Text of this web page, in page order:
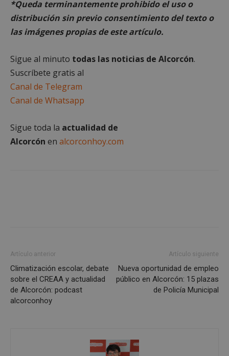
*Queda terminantemente prohibido el uso o
distribución sin previo consentimiento del texto o
las imágenes propias de este artículo.
Sigue al minuto todas las noticias de Alcorcón.
Suscríbete gratis al
Canal de Telegram
Canal de Whatsapp
Sigue toda la actualidad de
Alcorcón en alcorconhoy.com
Artículo anterior
Climatización escolar, debate
sobre el CREAA y actualidad
de Alcorcón: podcast
alcorconhoy
Artículo siguiente
Nueva oportunidad de empleo
público en Alcorcón: 15 plazas
de Policía Municipal
Cookies estrictamente necesarias
Cookies de rendimiento
Cookies de preferencias
Cookies no clasificadas
Las cookies estrictamente necesarias permiten la
funcionalidad principal del sitio web, como el
inicio de sesión de usuario y la gestión de cuentas.
El sitio web no se puede utilizar correctamente sin
Privacy Policy